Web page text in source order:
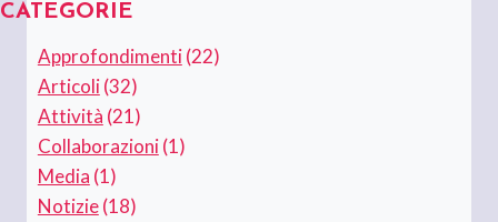
CATEGORIE
Approfondimenti(22)
Articoli(32)
Attività (21)
Collaborazioni(1)
Media (1)
Notizie(18)